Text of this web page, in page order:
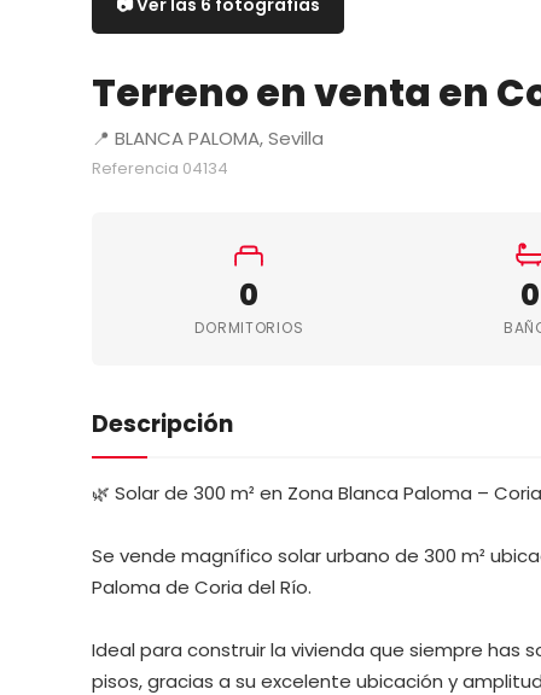
📷 Ver las 6 fotografías
Terreno en venta en
📍 BLANCA PALOMA, Sevilla
Referencia 04134
0
DORMITORIOS
0
Descripción
🌿 Solar de 300 m² en Zona Blanca Paloma –
Se vende magnífico solar urbano de 300 m²
Paloma de Coria del Río.
Ideal para construir la vivienda que siempre has
pisos, gracias a su excelente ubicación y